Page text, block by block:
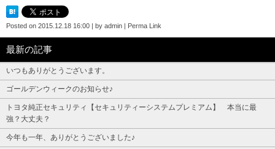
Posted on 2015.12.18 16:00 by admin Perma Link
最新の記事
いつもありがとうございます。
ゴールデンウィークのお知らせ♪
トヨタ純正セキュリティ【セキュリティーシステムプレミアム】 本当に最
強？大丈夫？
今年も一年、ありがとうございました♪